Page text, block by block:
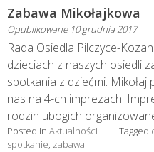
Zabawa Mikołajkowa
Opublikowane 10 grudnia 2017
Rada Osiedla Pilczyce-
dzieciach z naszych osiedli
spotkania z dziećmi. Mikołaj
nas na 4-ch imprezach.
rodzin ubogich
Posted in Aktualności Tagged
spotkanie, zabawa